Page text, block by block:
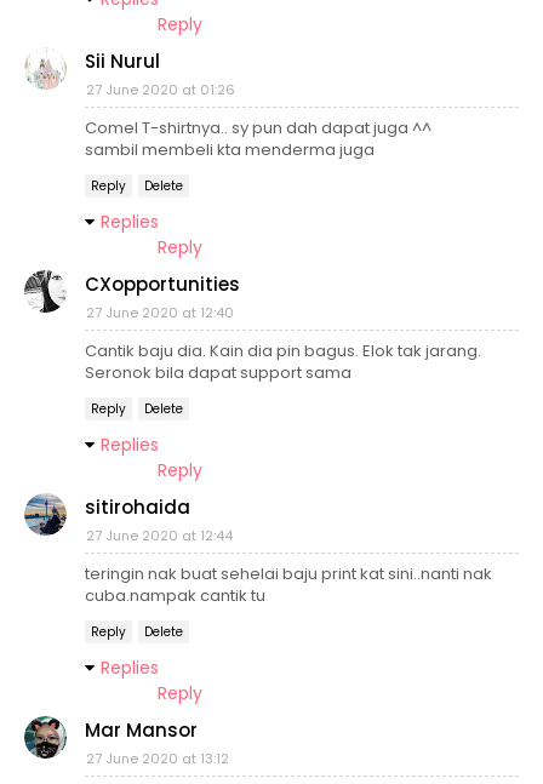
Reply
Sii Nurul
27 June 2020 at 01:26
Comel T-shirtnya.. sy pun dah dapat juga ^^
sambil membeli kta menderma juga
Reply Delete
Replies
Reply
CXopportunities
27 June 2020 at 12:40
Cantik baju dia. Kain dia pin bagus. Elok tak jarang.
Seronok bila dapat support sama
Reply Delete
Replies
Reply
sitirohaida
27 June 2020 at 12:44
teringin nak buat sehelai baju print kat sini..nanti nak
cuba.nampak cantik tu
Reply Delete
Replies
Reply
Mar Mansor
27 June 2020 at 13:12